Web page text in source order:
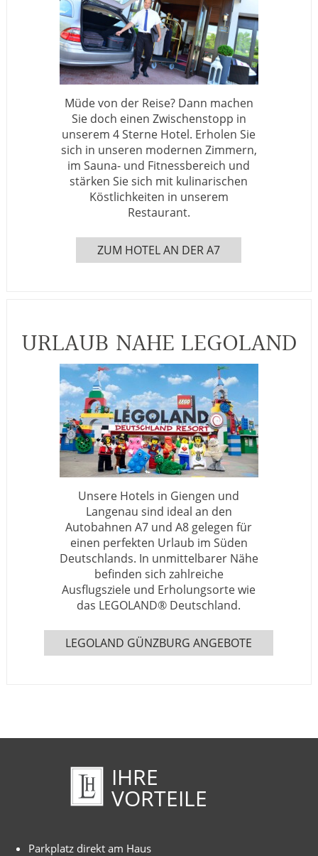
Müde von der Reise? Dann machen
Sie doch einen Zwischenstopp in
unserem 4 Sterne Hotel. Erholen Sie
sich in unseren modernen Zimmern,
im Sauna- und Fitnessbereich und
stärken Sie sich mit kulinarischen
Köstlichkeiten in unserem
Restaurant.
ZUM HOTEL AN DER A7
URLAUB NAHE LEGOLAND
Unsere Hotels in Giengen und
Langenau sind ideal an den
Autobahnen A7 und A8 gelegen für
einen perfekten Urlaub im Süden
Deutschlands. In unmittelbarer Nähe
befinden sich zahlreiche
Ausflugsziele und Erholungsorte wie
das LEGOLAND® Deutschland.
LEGOLAND GÜNZBURG ANGEBOTE
IHRE
VORTEILE
Parkplatz direkt am Haus